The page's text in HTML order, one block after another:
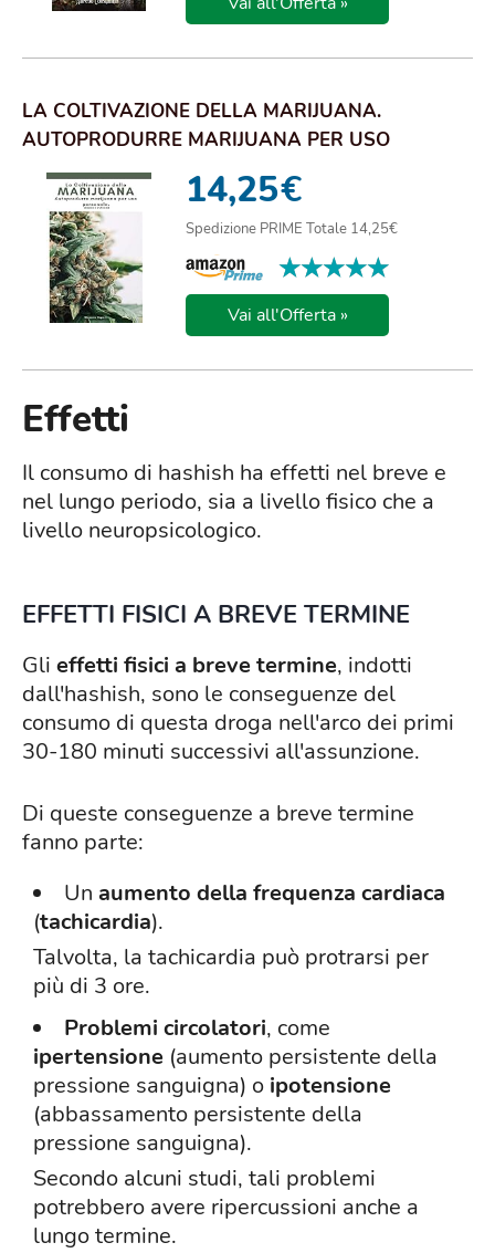
LA COLTIVAZIONE DELLA MARIJUANA.
AUTOPRODURRE MARIJUANA PER USO
PERSONALE. EDIZ. ILLUST...
14,25€
Spedizione PRIME Totale 14,25€
★★★★★
★★★★★
Vai all'Offerta »
Effetti
Il consumo di hashish ha effetti nel breve e
nel lungo periodo, sia a livello fisico che a
livello neuropsicologico.
EFFETTI FISICI A BREVE TERMINE
Gli effetti fisici a breve termine, indotti
dall'hashish, sono le conseguenze del
consumo di questa droga nell'arco dei primi
30-180 minuti successivi all'assunzione.
Di queste conseguenze a breve termine
fanno parte:
Un aumento della frequenza cardiaca
(tachicardia).
Talvolta, la tachicardia può protrarsi per
più di 3 ore.
Problemi circolatori, come
ipertensione (aumento persistente della
pressione sanguigna) o ipotensione
(abbassamento persistente della
pressione sanguigna).
Secondo alcuni studi, tali problemi
potrebbero avere ripercussioni anche a
lungo termine.